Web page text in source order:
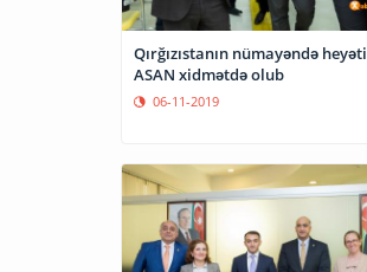
Qırğızıstanın nümayəndə heyəti
ASAN xidmətdə olub
06-11-2019